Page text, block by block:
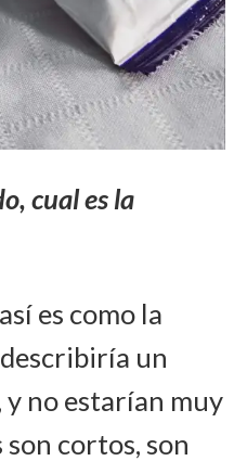
cual es la
es como la
un
y no estarían muy
cortos, son